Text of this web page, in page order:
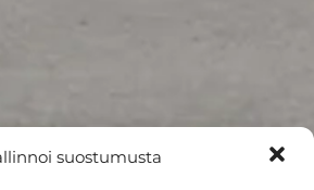
suostumusta